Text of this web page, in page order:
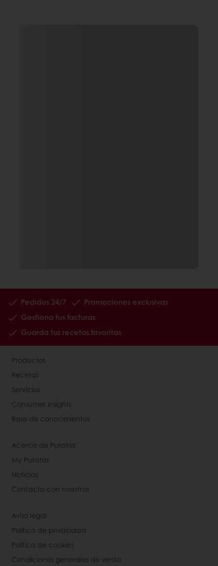
Pedidos 24/7
Promociones exclusivas
Gestiona tus facturas
Guarda tus recetas favoritas
Productos
Recetas
Servicios
Consumer Insights
Base de conocimientos
Acerca de Puratos
My Puratos
Noticias
Contacta con nosotros
Aviso legal
Política de privacidad
Política de cookies
Condiciones generales de venta